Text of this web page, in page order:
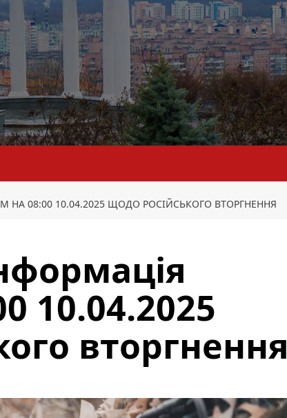
НА 08:00 10.04.2025 ЩОДО РОСІЙСЬКОГО ВТОРГНЕННЯ
10.04.2025
вторгнення